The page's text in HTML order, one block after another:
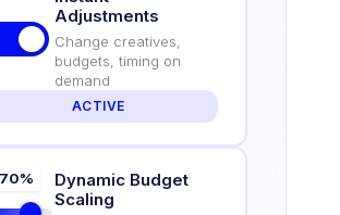
Adjustments
Change creatives,
budgets, timing on
demand
ACTIVE
70%
Dynamic Budget
Scaling